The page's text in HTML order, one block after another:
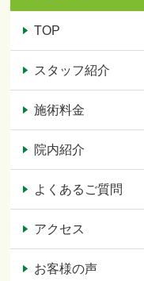
TOP
スタッフ紹介
施術料金
院内紹介
よくあるご質問
アクセス
お客様の声